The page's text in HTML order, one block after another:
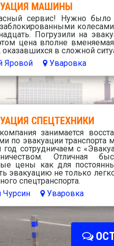
МАШИНЫ
сервис! Нужно
Погрузили на
цена вполне
в сложной
Яровой
Уваровка
СПЕЦТЕХНИКИ
занимается
по эвакуации
год сотрудничаем с
Отличная
цены как для
эвакуацию не только
спецтранспорта.
Чурсин
Уваровка